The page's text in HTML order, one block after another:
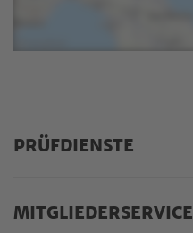
PRÜFDIENSTE
MITGLIEDERSERVICE